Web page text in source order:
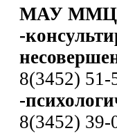
МАУ ММЦ
-
8(3452) 51-
-
8(3452) 39-